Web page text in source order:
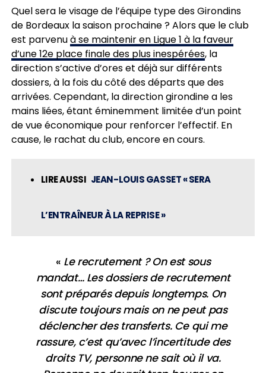
Quel sera le visage de l’équipe type des Girondins
de Bordeaux la saison prochaine ? Alors que le club
est parvenuà se maintenir en Ligue 1 à la faveur
d’une 12e place finale des plus inespérées, la
direction s’active d’ores et déjà sur différents
dossiers, à la fois du côté des départs que des
arrivées. Cependant, la direction girondine a les
mains liées, étant éminemment limitée d’un point
de vue économique pour renforcer l’effectif. En
cause, le rachat du club, encore en cours.
LIRE AUSSI JEAN-LOUIS GASSET « SERA
L’ENTRAÎNEUR À LA REPRISE »
« Le recrutement ? On est sous
mandat… Les dossiers de recrutement
sont préparés depuis longtemps. On
discute toujours mais on ne peut pas
déclencher des transferts. Ce qui me
rassure, c’est qu’avec l’incertitude des
droits TV, personne ne sait où il va.